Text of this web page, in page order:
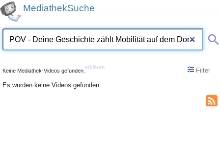
MediathekSuche
Keine Mediathek-Videos gefunden.
erklären
Filter
Es wurden keine Videos gefunden.